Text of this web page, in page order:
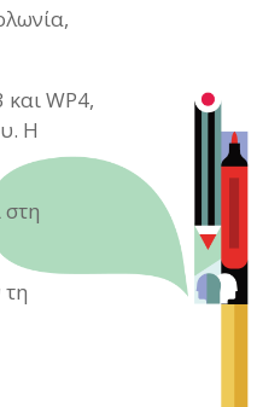
WP4,
Η
στη